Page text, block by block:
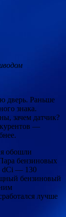
дверь. Раньше
знака.
зачем датчик?
—
обошли
бензиновых
dCi — 130
бензиновый
лучше